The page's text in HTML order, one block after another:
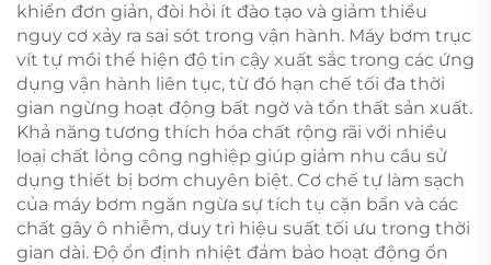
khiển đơn giản, đòi hỏi ít đào tạo và giảm thiểu
nguy cơ xảy ra sai sót trong vận hành. Máy bơm trục
vít tự mồi thể hiện độ tin cậy xuất sắc trong các ứng
dụng vận hành liên tục, từ đó hạn chế tối đa thời
gian ngừng hoạt động bất ngờ và tổn thất sản xuất.
Khả năng tương thích hóa chất rộng rãi với nhiều
loại chất lỏng công nghiệp giúp giảm nhu cầu sử
dụng thiết bị bơm chuyên biệt. Cơ chế tự làm sạch
của máy bơm ngăn ngừa sự tích tụ cặn bẩn và các
chất gây ô nhiễm, duy trì hiệu suất tối ưu trong thời
gian dài. Độ ổn định nhiệt đảm bảo hoạt động ổn